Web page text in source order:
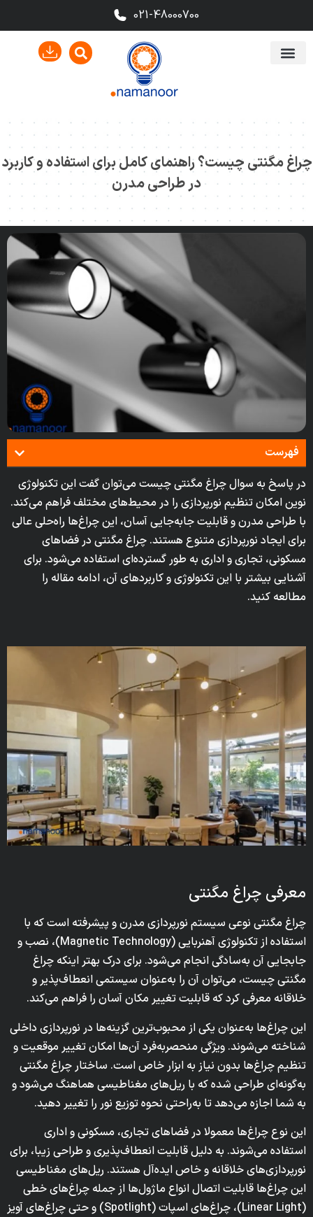
021-48000700
چراغ مگنتی چیست؟ راهنمای کامل برای استفاده و کاربرد
در طراحی مدرن
فهرست
در پاسخ به سوال چراغ مگنتی چیست می‌توان گفت این تکنولوژی
نوین امکان تنظیم نورپردازی را در محیط‌های مختلف فراهم می‌کند.
با طراحی مدرن و قابلیت جابه‌جایی آسان، این چراغ‌ها راه‌حلی عالی
برای ایجاد نورپردازی متنوع هستند. چراغ مگنتی در فضاهای
مسکونی، تجاری و اداری به طور گسترده‌ای استفاده می‌شود. برای
آشنایی بیشتر با این تکنولوژی و کاربردهای آن، ادامه مقاله را
مطالعه کنید.
معرفی چراغ مگنتی
چراغ مگنتی نوعی سیستم نورپردازی مدرن و پیشرفته است که با
استفاده از تکنولوژی آهنربایی (Magnetic Technology)، نصب و
جابجایی آن به‌سادگی انجام می‌شود. برای درک بهتر اینکه چراغ
مگنتی چیست، می‌توان آن را به‌عنوان سیستمی انعطاف‌پذیر و
خلاقانه معرفی کرد که قابلیت تغییر مکان آسان را فراهم می‌کند.
این چراغ‌ها به‌عنوان یکی از محبوب‌ترین گزینه‌ها در نورپردازی داخلی
شناخته می‌شوند. ویژگی منحصربه‌فرد آن‌ها امکان تغییر موقعیت و
تنظیم چراغ‌ها بدون نیاز به ابزار خاص است. ساختار چراغ مگنتی
به‌گونه‌ای طراحی شده که با ریل‌های مغناطیسی هماهنگ می‌شود و
به شما اجازه می‌دهد تا به‌راحتی نحوه توزیع نور را تغییر دهید.
این نوع چراغ‌ها معمولا در فضاهای تجاری، مسکونی و اداری
استفاده می‌شوند. به دلیل قابلیت انعطاف‌پذیری و طراحی زیبا، برای
نورپردازی‌های خلاقانه و خاص ایده‌آل هستند. ریل‌های مغناطیسی
این چراغ‌ها قابلیت اتصال انواع ماژول‌ها از جمله چراغ‌های خطی
(Linear Light)، چراغ‌های اسپات (Spotlight) و حتی چراغ‌های آویز